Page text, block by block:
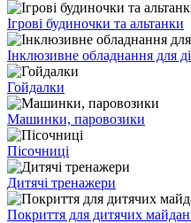
Ігрові будиночки та альтанки
Інклюзивне обладнання для
Гойдалки
Машинки, паровозики
Пісочниці
Дитячі тренажери
Покриття для дитячих